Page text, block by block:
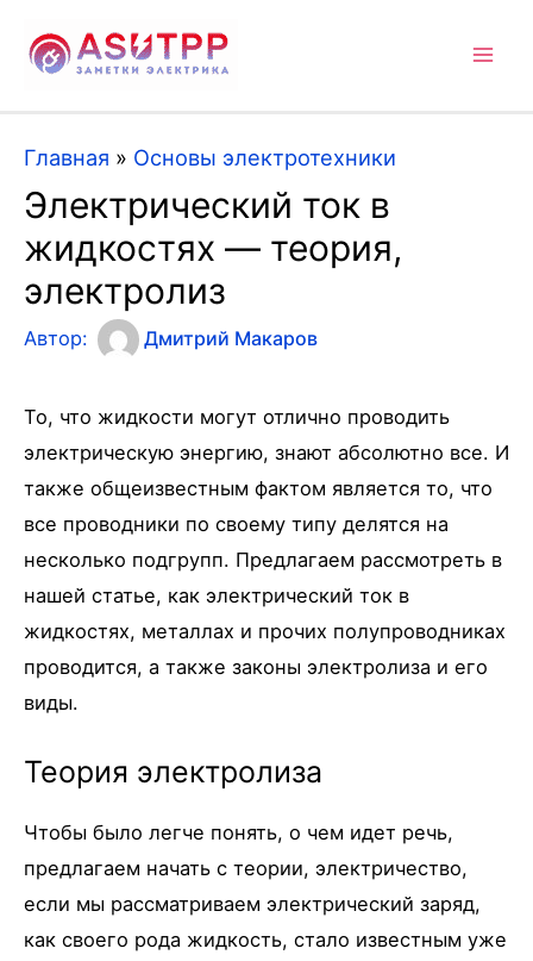
Главная » Основы электротехники
Электрический ток в
жидкостях — теория,
электролиз
Автор: Дмитрий Макаров
То, что жидкости могут отлично проводить
электрическую энергию, знают абсолютно все. И
также общеизвестным фактом является то, что
все проводники по своему типу делятся на
несколько подгрупп. Предлагаем рассмотреть в
нашей статье, как электрический ток в
жидкостях, металлах и прочих полупроводниках
проводится, а также законы электролиза и его
виды.
Теория электролиза
Чтобы было легче понять, о чем идет речь,
предлагаем начать с теории, электричество,
если мы рассматриваем электрический заряд,
как своего рода жидкость, стало известным уже